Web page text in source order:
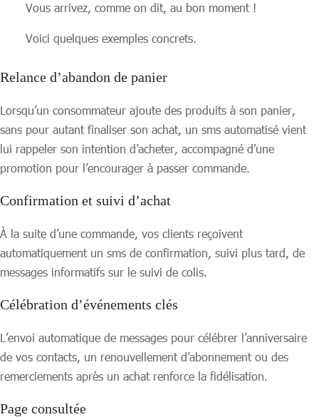
Vous arrivez, comme on dit, au bon moment !
Voici quelques exemples concrets.
Relance d’abandon de panier
Lorsqu’un consommateur ajoute des produits à son panier,
sans pour autant finaliser son achat, un sms automatisé vient
lui rappeler son intention d’acheter, accompagné d’une
promotion pour l’encourager à passer commande.
Confirmation et suivi d’achat
À la suite d’une commande, vos clients reçoivent
automatiquement un sms de confirmation, suivi plus tard, de
messages informatifs sur le suivi de colis.
Célébration d’événements clés
L’envoi automatique de messages pour célébrer l’anniversaire
de vos contacts, un renouvellement d’abonnement ou des
remerciements après un achat renforce la fidélisation.
Page consultée